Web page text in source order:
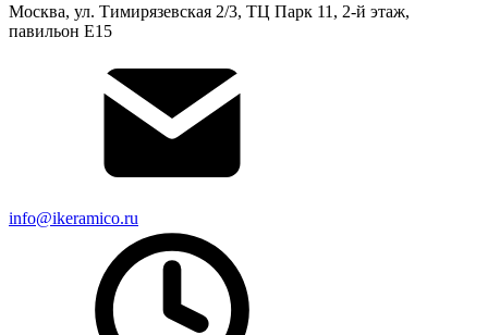
Москва, ул. Тимирязевская 2/3, ТЦ Парк 11, 2-й этаж,
павильон Е15
info@ikeramico.ru